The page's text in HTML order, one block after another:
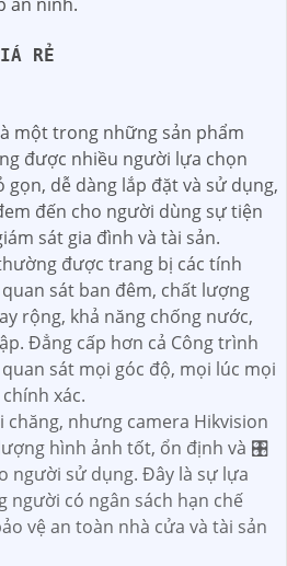
RẺ
một trong những sản phẩm
được nhiều người lựa chọn
gọn, dễ dàng lắp đặt và sử dụng,
đến cho người dùng sự tiện
sát gia đình và tài sản.
được trang bị các tính
sát ban đêm, chất lượng
rộng, khả năng chống nước,
Đẳng cấp hơn cả Công trình
sát mọi góc độ, mọi lúc mọi
xác.
chăng, nhưng camera Hikvision
hình ảnh tốt, ổn định và 🎛
người sử dụng. Đây là sự lựa
người có ngân sách hạn chế
vệ an toàn nhà cửa và tài sản